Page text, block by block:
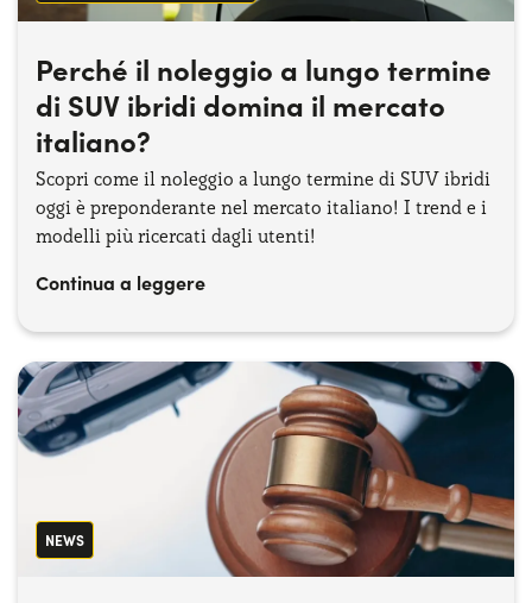
Perché il noleggio a lungo termine
di SUV ibridi domina il mercato
italiano?
Scopri come il noleggio a lungo termine di SUV ibridi
oggi è preponderante nel mercato italiano! I trend e i
modelli più ricercati dagli utenti!
Continua a leggere
NEWS